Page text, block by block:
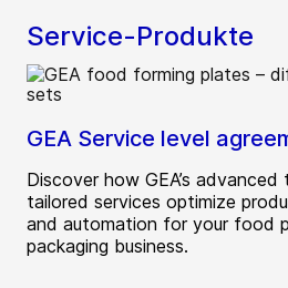
Service-Produkte
GEA Service level
Discover how GEA’s
tailored services optimize
and automation for your food
packaging business.